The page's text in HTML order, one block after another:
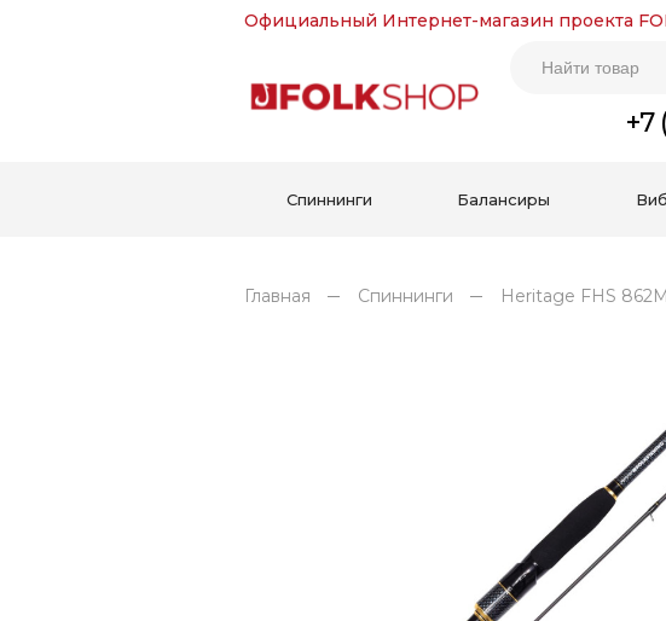
Официальный Интернет-магазин проекта
+7
Спиннинги Балансиры
Главная Спиннинги Heritage FHS